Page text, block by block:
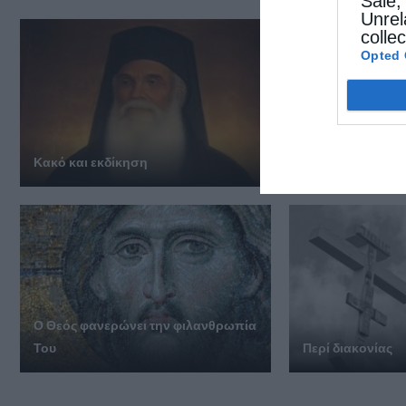
Opted
Κακό και εκδίκηση
Ο Θεός φα­νε­ρώ­νει την φι­λαν­θρω­πία
Του
Περί διακονίας